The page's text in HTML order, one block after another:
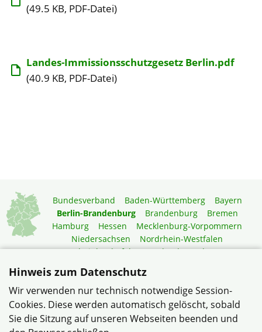
(49.5 KB, PDF-Datei)
Landes-Immissionsschutzgesetz Berlin.pdf
(40.9 KB, PDF-Datei)
Bundesverband Baden-Württemberg
Bayern
Berlin-Brandenburg
Brandenburg
Bremen
Hamburg
Hessen
Mecklenburg-Vorpommern
Niedersachsen
Nordrhein-Westfalen
Rheinland-Pfalz
Saarland
Sachsen
Mitgliedermagazin
Gartenberatung
© Verband Haus- und Wohneigentum, Siedlerbund Berlin-
Hinweis zum Datenschutz
Wir verwenden nur technisch notwendige Session-
Cookies. Diese werden automatisch gelöscht, sobald
Sie die Sitzung auf unseren Webseiten beenden und